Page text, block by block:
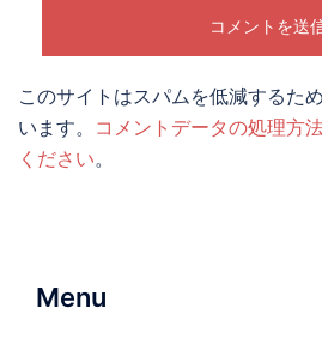
このサイトはスパムを低減するた
います。 コメントデータの処理方
ください。
Menu